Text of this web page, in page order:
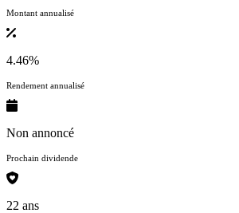
Montant annualisé
4.46%
Rendement annualisé
Non annoncé
Prochain dividende
22 ans